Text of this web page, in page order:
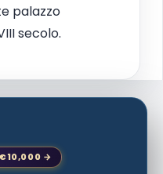
palazzo
secolo.
€10,000 →